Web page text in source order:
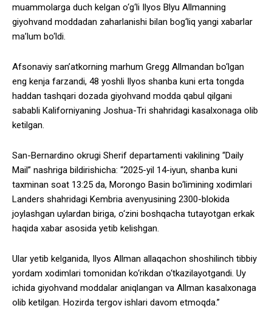
muammolarga duch kelgan o‘g‘li Ilyos Blyu Allmanning
giyohvand moddadan zaharlanishi bilan bog‘liq yangi xabarlar
ma’lum bo‘ldi.
Afsonaviy san’atkorning marhum Gregg Allmandan bo‘lgan
eng kenja farzandi, 48 yoshli Ilyos shanba kuni erta tongda
haddan tashqari dozada giyohvand modda qabul qilgani
sababli Kaliforniyaning Joshua-Tri shahridagi kasalxonaga olib
ketilgan.
San-Bernardino okrugi Sherif departamenti vakilining “Daily
Mail” nashriga bildirishicha: “2025-yil 14-iyun, shanba kuni
taxminan soat 13:25 da, Morongo Basin bo‘limining xodimlari
Landers shahridagi Kembria avenyusining 2300-blokida
joylashgan uylardan biriga, o‘zini boshqacha tutayotgan erkak
haqida xabar asosida yetib kelishgan.
Ular yetib kelganida, Ilyos Allman allaqachon shoshilinch tibbiy
yordam xodimlari tomonidan ko‘rikdan o‘tkazilayotgandi. Uy
ichida giyohvand moddalar aniqlangan va Allman kasalxonaga
olib ketilgan. Hozirda tergov ishlari davom etmoqda.”